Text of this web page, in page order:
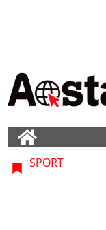
SPORT